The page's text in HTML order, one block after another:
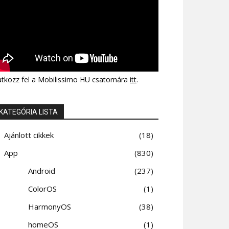
fel a Mobilissimo HU csatornára itt.
KATEGÓRIA LISTA
Ajánlott cikkek
18
App
830
Android
237
ColorOS
1
HarmonyOS
38
homeOS
1